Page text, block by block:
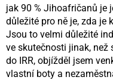
jak 90 % Jihoafričanů je
důležité pro ně je, zda je
Jsou to velmi důležité
ve skutečnosti jinak, než
do IRR, objížděl jsem
vlastní boty a